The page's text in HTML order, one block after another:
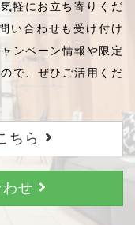
軽にお立ち寄りくだ
い合わせも受け付け
ンペーン情報や限定
で、ぜひご活用くだ
ちら
せ